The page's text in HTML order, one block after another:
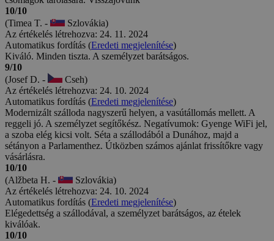
10/10
(Timea T. -
Szlovákia)
Az értékelés létrehozva: 24. 11. 2024
Automatikus fordítás (Eredeti megjelenítése)
Kiváló. Minden tiszta. A személyzet barátságos.
9/10
(Josef D. -
Cseh)
Az értékelés létrehozva: 24. 10. 2024
Automatikus fordítás (Eredeti megjelenítése)
Modernizált szálloda nagyszerű helyen, a vasútállomás mellett. A
reggeli jó. A személyzet segítőkész. Negatívumok: Gyenge WiFi jel,
a szoba elég kicsi volt. Séta a szállodából a Dunához, majd a
sétányon a Parlamenthez. Útközben számos ajánlat frissítőkre vagy
vásárlásra.
10/10
(Alžbeta H. -
Szlovákia)
Az értékelés létrehozva: 24. 10. 2024
Automatikus fordítás (Eredeti megjelenítése)
Elégedettség a szállodával, a személyzet barátságos, az ételek
kiválóak.
10/10